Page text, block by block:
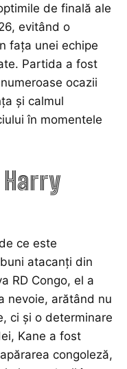
de finală ale
evitând o
fața unei echipe
Partida a fost
ocazii
și calmul
în momentele
ce este
atacanți din
RD Congo, el a
nevoie, arătând nu
ci și o determinare
Kane a fost
congoleză,